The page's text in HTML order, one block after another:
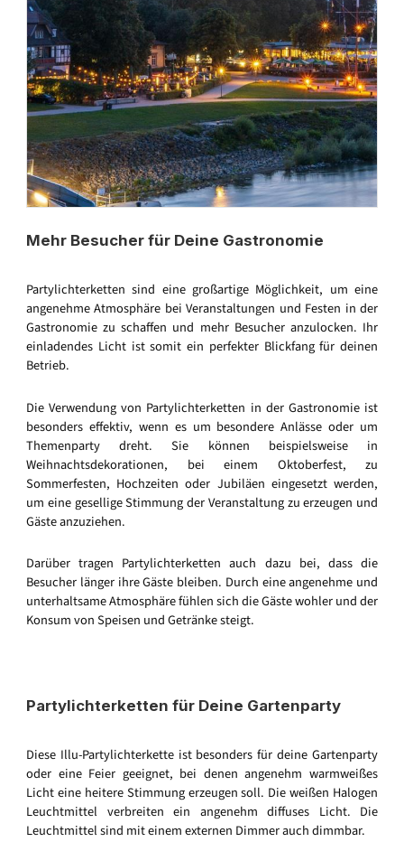
Mehr Besucher für Deine Gastronomie
Partylichterketten sind eine großartige Möglichkeit, um eine
angenehme Atmosphäre bei Veranstaltungen und Festen in der
Gastronomie zu schaffen und mehr Besucher anzulocken. Ihr
einladendes Licht ist somit ein perfekter Blickfang für deinen
Betrieb.
Die Verwendung von Partylichterketten in der Gastronomie ist
besonders effektiv, wenn es um besondere Anlässe oder um
Themenparty dreht. Sie können beispielsweise in
Weihnachtsdekorationen, bei einem Oktoberfest, zu
Sommerfesten, Hochzeiten oder Jubiläen eingesetzt werden,
um eine gesellige Stimmung der Veranstaltung zu erzeugen und
Gäste anzuziehen.
Darüber tragen Partylichterketten auch dazu bei, dass die
Besucher länger ihre Gäste bleiben. Durch eine angenehme und
unterhaltsame Atmosphäre fühlen sich die Gäste wohler und der
Konsum von Speisen und Getränke steigt.
Partylichterketten für Deine Gartenparty
Diese Illu-Partylichterkette ist besonders für deine Gartenparty
oder eine Feier geeignet, bei denen angenehm warmweißes
Licht eine heitere Stimmung erzeugen soll. Die weißen Halogen
Leuchtmittel verbreiten ein angenehm diffuses Licht. Die
Leuchtmittel sind mit einem externen Dimmer auch dimmbar.